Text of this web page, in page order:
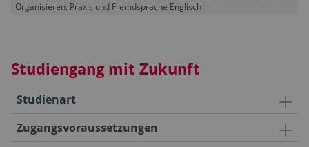
Organisieren, Praxis und Fremdsprache Englisch
Studiengang mit Zukunft
Studienart
Zugangsvoraussetzungen